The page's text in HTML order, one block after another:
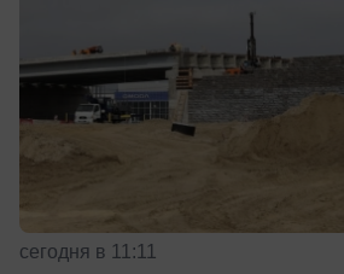
сегодня в 11:11